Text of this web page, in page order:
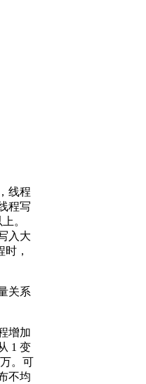
线程
程写
。
入大
，
关系
增加
1 变
。可
不均